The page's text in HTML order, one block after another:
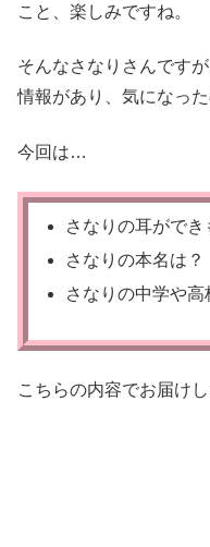
こと、楽しみですね。
そんなさなりさんです
情報があり、気になっ
今回は…
さなりの耳ができ
さなりの本名は？
さなりの中学や高
こちらの内容でお届けし